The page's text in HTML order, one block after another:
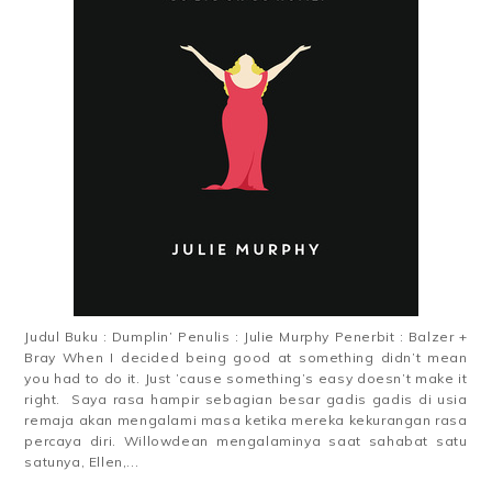
Judul Buku : Dumplin’ Penulis : Julie Murphy Penerbit : Balzer +
Bray When I decided being good at something didn’t mean
you had to do it. Just ’cause something’s easy doesn’t make it
right. Saya rasa hampir sebagian besar gadis gadis di usia
remaja akan mengalami masa ketika mereka kekurangan rasa
percaya diri. Willowdean mengalaminya saat sahabat satu
satunya, Ellen,...